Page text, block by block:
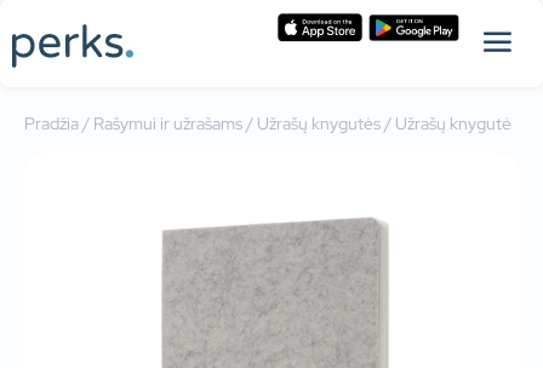
Pradžia/ Rašymui ir užrašams/ Užrašų knygutės/ Užrašų knygutė